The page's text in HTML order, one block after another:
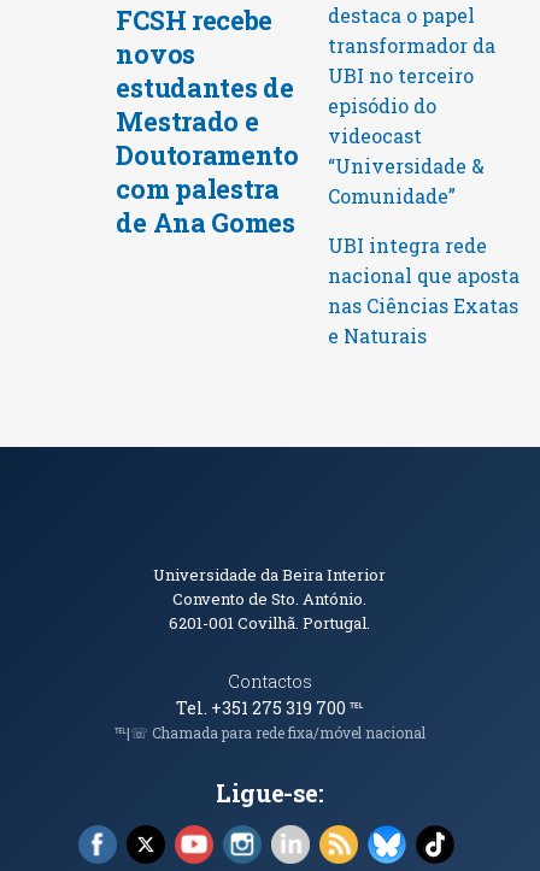
FCSH recebe
novos
estudantes de
Mestrado e
Doutoramento
com palestra
de Ana Gomes
destaca o papel
transformador da
UBI no terceiro
episódio do
videocast
“Universidade &
Comunidade”
UBI integra rede
nacional que aposta
nas Ciências Exatas
e Naturais
Informações de Contacto
Universidade da Beira Interior
Convento de Sto. António.
6201-001Covilhã. Portugal.
Contactos
Tel. +351 275 319 700℡
℡|☏ Chamada para rede fixa/móvel nacional
Ligue-se:
Facebook (abre em nova janela)
X (abre em nova janela)
YouTube (abre em nova janela)
Instagram (abre em nova janela)
LinkedIn (abre em nova
RSS (abre em nova
Bluesky (abre
TikTok